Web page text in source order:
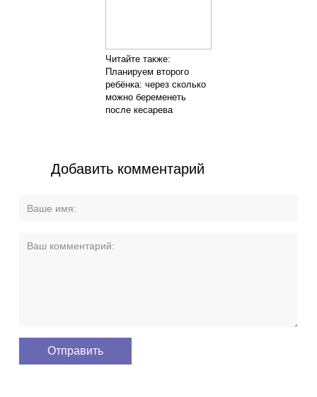
Читайте также:
Планируем второго
ребёнка: через сколько
можно беременеть
после кесарева
Добавить комментарий